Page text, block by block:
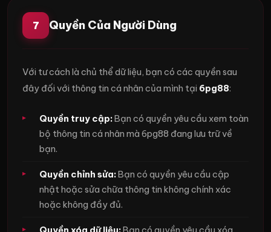
7 Quyền Của Người Dùng
Với tư cách là chủ thể dữ liệu, bạn có các quyền sau
đây đối với thông tin cá nhân của mình tại 6pg88:
Quyền truy cập:Bạn có quyền yêu cầu xem toàn
bộ thông tin cá nhân mà 6pg88 đang lưu trữ về
bạn.
Quyền chỉnh sửa:Bạn có quyền yêu cầu cập
nhật hoặc sửa chữa thông tin không chính xác
hoặc không đầy đủ.
Quyền xóa dữ liệu:Bạn có quyền yêu cầu xóa